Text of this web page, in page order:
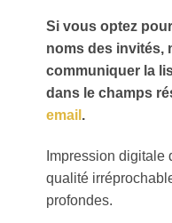
Si vous optez
noms des invités,
communiquer la
dans le champs
email.
Impression digitale
qualité
profondes.